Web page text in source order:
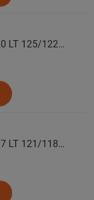
COMFORSER Автошина 285/60 R20 LT 125/122S CF1100 10PR RWL лето
COMFORSER Автошина 285/65 R17 LT 121/118S CF1100 10PR RWL лето